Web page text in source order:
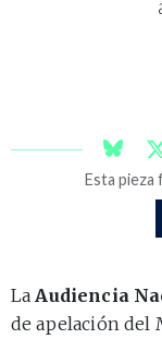
Esta
La Audiencia
de apelación del